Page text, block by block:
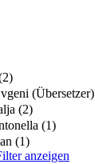
(Übersetzer)
(2)
(1)
(1)
anzeigen